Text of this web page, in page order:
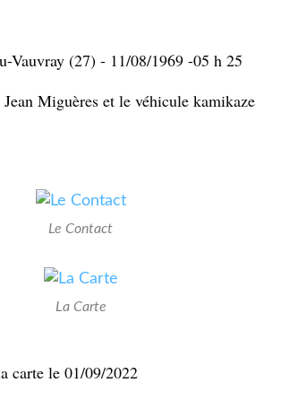
Vauvray (27) - 11/08/1969 -05 h 25
Miguères et le véhicule kamikaze
Le Contact
La Carte
carte le 01/09/2022